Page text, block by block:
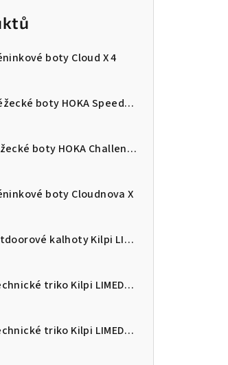
boty Cloud X 4
Dámské běžecké boty HOKA Speedgoat 7
Pánské běžecké boty HOKA Challenger 8
boty Cloudnova X
Pánské outdoorové kalhoty Kilpi LIGNE-M
Dámské technické triko Kilpi LIMED-W
Dámské technické triko Kilpi LIMED-W